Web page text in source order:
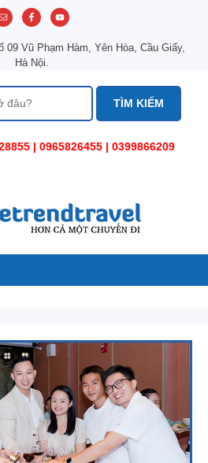
09 Vũ Phạm Hàm, Yên Hòa, Cầu Giấy,
Hà Nội.
| 0965826455 | 0399866209